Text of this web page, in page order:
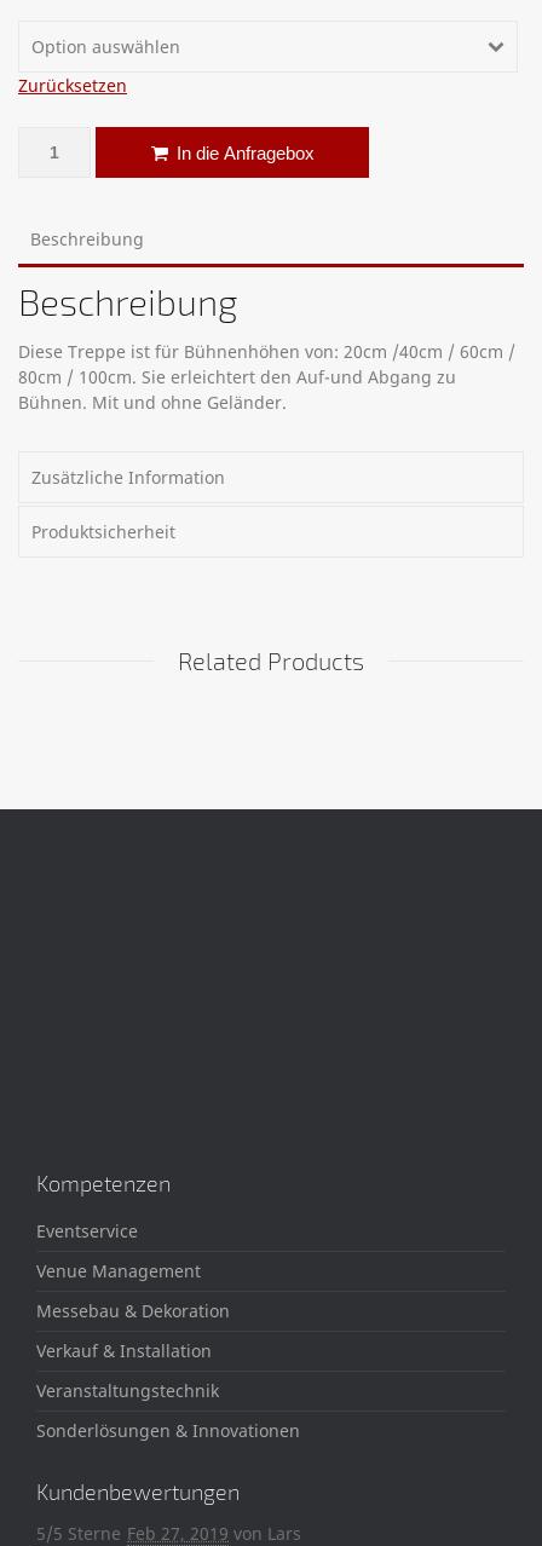
Option auswählen
Zurücksetzen
Bühnenpodest Treppe Menge
In die Anfragebox
Beschreibung
Beschreibung
Diese Treppe ist für Bühnenhöhen von: 20cm /40cm / 60cm /
80cm / 100cm. Sie erleichtert den Auf-und Abgang zu
Bühnen. Mit und ohne Geländer.
Zusätzliche Information
Produktsicherheit
Related Products
Kompetenzen
Eventservice
Venue Management
Messebau & Dekoration
Verkauf & Installation
Veranstaltungstechnik
Sonderlösungen & Innovationen
Kundenbewertungen
5/5 Sterne Feb 27, 2019 von Lars